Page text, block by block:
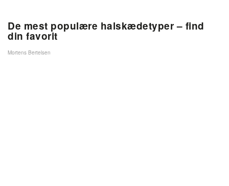
De mest populære halskædetyper – find
din favorit
Mortens Bertelsen